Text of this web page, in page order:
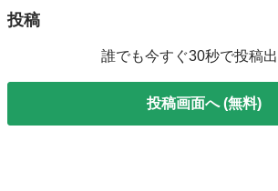
投稿
誰でも今すぐ30秒で投稿
投稿画面へ (無料)